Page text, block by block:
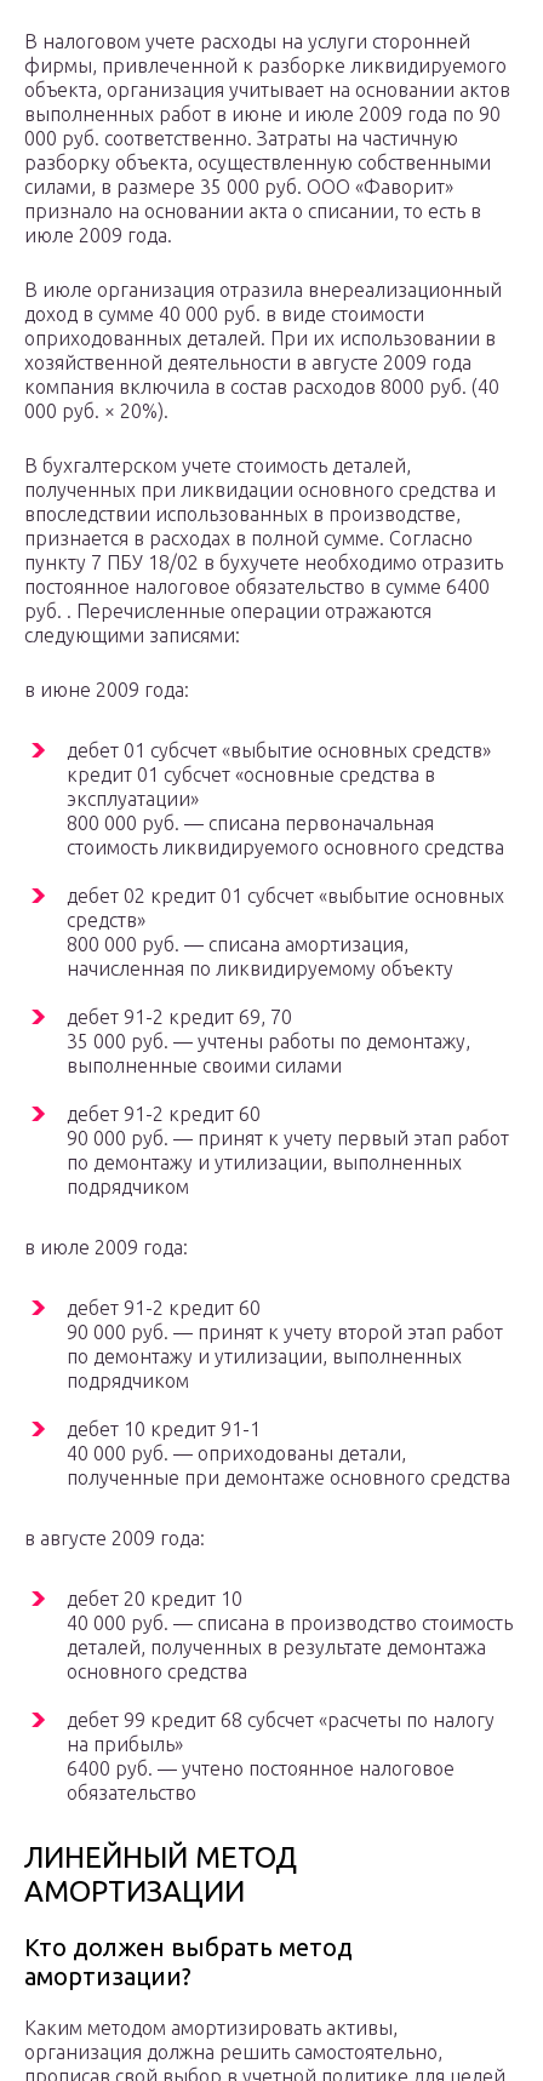
В налоговом учете расходы на услуги сторонней
фирмы, привлеченной к разборке ликвидируемого
объекта, организация учитывает на основании актов
выполненных работ в июне и июле 2009 года по 90
000 руб. соответственно. Затраты на частичную
разборку объекта, осуществленную собственными
силами, в размере 35 000 руб. ООО «Фаворит»
признало на основании акта о списании, то есть в
июле 2009 года.
В июле организация отразила внереализационный
доход в сумме 40 000 руб. в виде стоимости
оприходованных деталей. При их использовании в
хозяйственной деятельности в августе 2009 года
компания включила в состав расходов 8000 руб. (40
000 руб. × 20%).
В бухгалтерском учете стоимость деталей,
полученных при ликвидации основного средства и
впоследствии использованных в производстве,
признается в расходах в полной сумме. Согласно
пункту 7 ПБУ 18/02 в бухучете необходимо отразить
постоянное налоговое обязательство в сумме 6400
руб. . Перечисленные операции отражаются
следующими записями:
в июне 2009 года:
дебет 01 субсчет «выбытие основных средств»
кредит 01 субсчет «основные средства в
эксплуатации»
800 000 руб. — списана первоначальная
стоимость ликвидируемого основного средства
дебет 02 кредит 01 субсчет «выбытие основных
средств»
800 000 руб. — списана амортизация,
начисленная по ликвидируемому объекту
дебет 91-2 кредит 69, 70
35 000 руб. — учтены работы по демонтажу,
выполненные своими силами
дебет 91-2 кредит 60
90 000 руб. — принят к учету первый этап работ
по демонтажу и утилизации, выполненных
подрядчиком
в июле 2009 года:
дебет 91-2 кредит 60
90 000 руб. — принят к учету второй этап работ
по демонтажу и утилизации, выполненных
подрядчиком
дебет 10 кредит 91-1
40 000 руб. — оприходованы детали,
полученные при демонтаже основного средства
в августе 2009 года:
дебет 20 кредит 10
40 000 руб. — списана в производство стоимость
деталей, полученных в результате демонтажа
основного средства
дебет 99 кредит 68 субсчет «расчеты по налогу
на прибыль»
6400 руб. — учтено постоянное налоговое
обязательство
ЛИНЕЙНЫЙ МЕТОД
АМОРТИЗАЦИИ
Кто должен выбрать метод
амортизации?
Каким методом амортизировать активы,
организация должна решить самостоятельно,
прописав свой выбор в учетной политике для целей